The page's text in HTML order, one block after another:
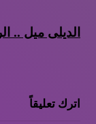
الديلى ميل ..
اترك تعليقاً